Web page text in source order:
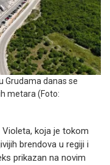
Grudama danas se
metara (Foto:
Violeta, koja je tokom
brendova u regiji i
prikazan na novim